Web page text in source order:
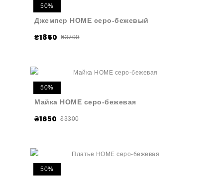
50%
Джемпер HOME серо-бежевый
₴1850 ₴3700
50%
Майка HOME серо-бежевая
₴1650 ₴3300
50%